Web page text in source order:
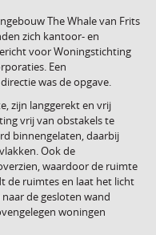
The Whale van Frits
zich kantoor- en
voor Woningstichting
Een
was de opgave.
zijn langgerekt en vrij
vrij van obstakels te
binnengelaten, daarbij
Ook de
waardoor de ruimte
de ruimtes en laat het licht
de gesloten wand
woningen